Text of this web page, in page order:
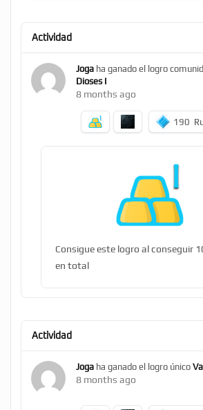
Actividad
Joga ha ganado el logro
Dioses I
8 months ago
190
Consigue este logro al conseguir
en total
Actividad
Joga ha ganado el logro único
8 months ago